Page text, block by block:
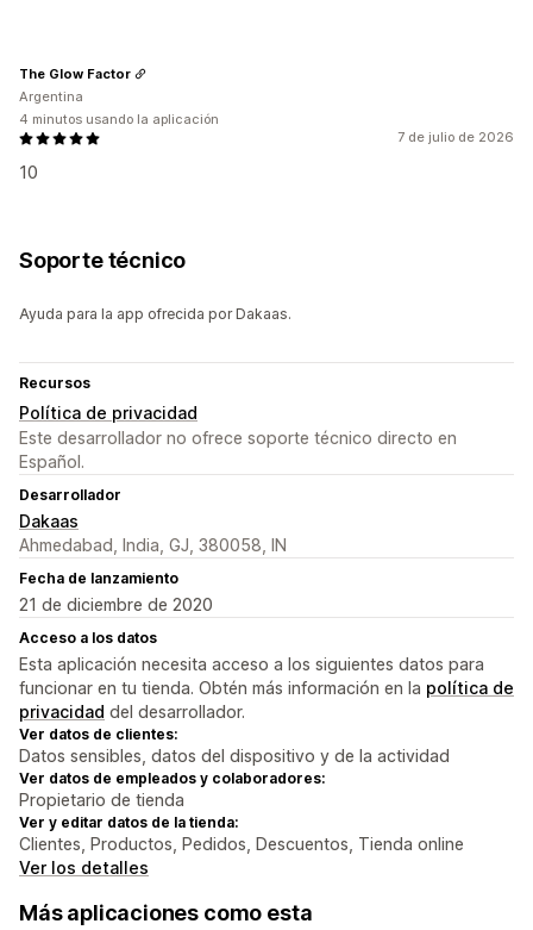
7 de julio de 2026
10
The Glow Factor
Argentina
4 minutos usando la aplicación
Soporte técnico
Ayuda para la app ofrecida por Dakaas.
Recursos
Política de privacidad
Este desarrollador no ofrece soporte técnico directo en
Español.
Desarrollador
Dakaas
Ahmedabad, India, GJ, 380058, IN
Fecha de lanzamiento
21 de diciembre de 2020
Acceso a los datos
Esta aplicación necesita acceso a los siguientes datos para
funcionar en tu tienda. Obtén más información en la política de
privacidad del desarrollador.
Ver datos de clientes:
Datos sensibles, datos del dispositivo y de la actividad
Ver datos de empleados y colaboradores:
Propietario de tienda
Ver y editar datos de la tienda:
Clientes, Productos, Pedidos, Descuentos, Tienda online
Ver los detalles
Más aplicaciones como esta